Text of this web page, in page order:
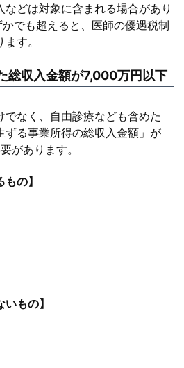
どは対象に含まれる場合があり
でも超えると、医師の優遇税制
す。
総収入金額が7,000万円以下
でなく、自由診療なども含めた
ずる事業所得の総収入金額」が
があります。
の】
もの】